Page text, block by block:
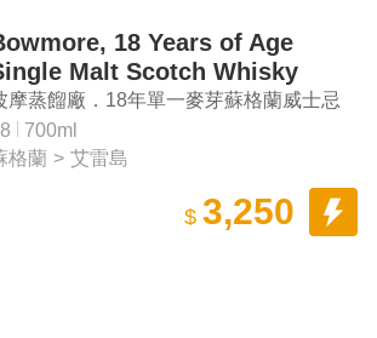
18 Years of Age
Malt Scotch Whisky
摩蒸餾廠．18年單一麥芽蘇格蘭威士忌
700ml
格蘭 > 艾雷島
$ 3,250